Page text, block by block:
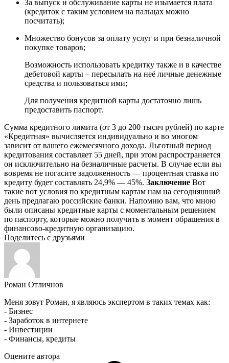
За выпуск и обслуживание карты не изымается плата
(кредиток с таким условием на пальцах можно
посчитать);
Множество бонусов за оплату услуг и при безналичной
покупке товаров;
Возможность использовать кредитку также и в качестве
дебетовой карты – пересылать на неё личные денежные
средства и пользоваться ими;
Для получения кредитной карты достаточно лишь
предоставить паспорт.
Сумма кредитного лимита (от 3 до 200 тысяч рублей) по карте
«Кредитная» вычисляется индивидуально и во многом
зависит от вашего ежемесячного дохода. Льготный период
кредитования составляет 55 дней, при этом распространяется
он исключительно на безналичные расчеты. В случае если вы
вовремя не погасите задолженность — процентная ставка по
кредиту будет составлять 24,9% — 45%. Заключение Вот
такие вот условия по кредитным картам нам на сегодняшний
день предлагаю российские банки. Напомню вам, что мною
были описаны кредитные карты с моментальным решением
по паспорту, которые можно получить в момент обращения в
финансово-кредитную организацию.
Поделитесь с друзьями
Роман Отличнов
Меня зовут Роман, я являюсь экспертом в таких темах как:
- Бизнес
- Заработок в интернете
- Инвестиции
- Финансы, кредиты
Оцените автора